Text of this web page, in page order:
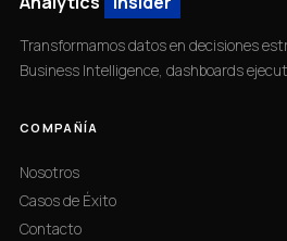
Transformamos datos en decisiones
Business Intelligence, dashboards
COMPAÑÍA
Nosotros
Casos de Éxito
Contacto